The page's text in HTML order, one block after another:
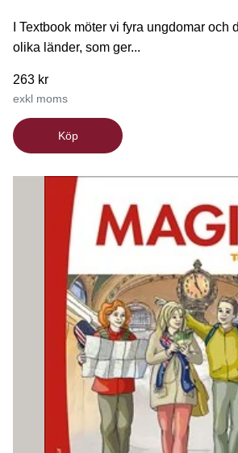
I Textbook möter vi fyra ungdomar och
olika länder, som ger...
263 kr
exkl moms
Köp